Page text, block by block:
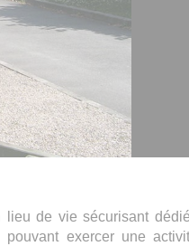
de vie sécurisant
exercer une